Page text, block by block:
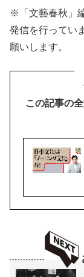
※「文藝春秋」
発信を行ってい
願いします。
この記事の